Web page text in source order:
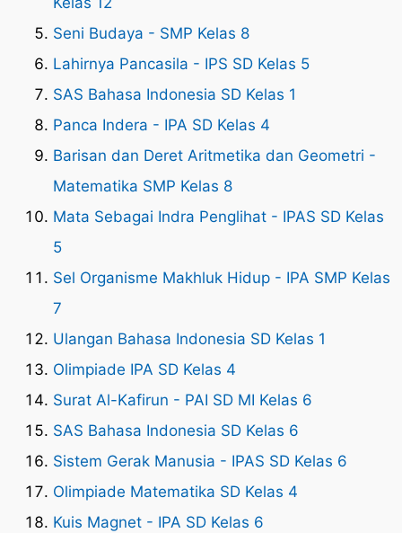
Seni Budaya - SMP Kelas 8
Lahirnya Pancasila - IPS SD Kelas 5
SAS Bahasa Indonesia SD Kelas 1
Panca Indera - IPA SD Kelas 4
Barisan dan Deret Aritmetika dan Geometri -
Matematika SMP Kelas 8
Mata Sebagai Indra Penglihat - IPAS SD Kelas
5
Sel Organisme Makhluk Hidup - IPA SMP Kelas
7
Ulangan Bahasa Indonesia SD Kelas 1
Olimpiade IPA SD Kelas 4
Surat Al-Kafirun - PAI SD MI Kelas 6
SAS Bahasa Indonesia SD Kelas 6
Sistem Gerak Manusia - IPAS SD Kelas 6
Olimpiade Matematika SD Kelas 4
Kuis Magnet - IPA SD Kelas 6